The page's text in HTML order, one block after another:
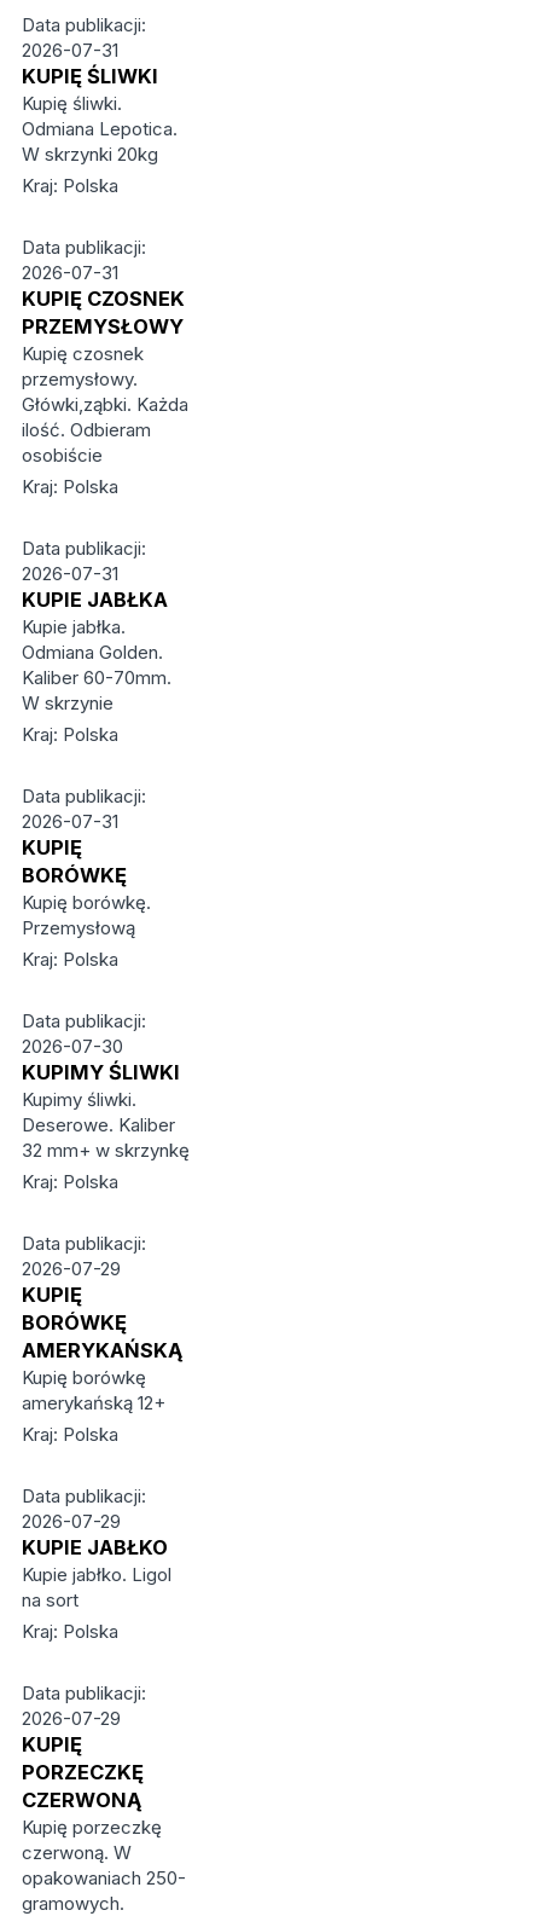
Data publikacji:
2026-07-31
KUPIĘ ŚLIWKI
Kupię śliwki.
Odmiana Lepotica.
W skrzynki 20kg
Kraj: Polska
Data publikacji:
2026-07-31
KUPIĘ CZOSNEK
PRZEMYSŁOWY
Kupię czosnek
przemysłowy.
Główki,ząbki. Każda
ilość. Odbieram
osobiście
Kraj: Polska
Data publikacji:
2026-07-31
KUPIE JABŁKA
Kupie jabłka.
Odmiana Golden.
Kaliber 60-70mm.
W skrzynie
Kraj: Polska
Data publikacji:
2026-07-31
KUPIĘ
BORÓWKĘ
Kupię borówkę.
Przemysłową
Kraj: Polska
Data publikacji:
2026-07-30
KUPIMY ŚLIWKI
Kupimy śliwki.
Deserowe. Kaliber
32 mm+ w skrzynkę
Kraj: Polska
Data publikacji:
2026-07-29
KUPIĘ
BORÓWKĘ
AMERYKAŃSKĄ
Kupię borówkę
amerykańską 12+
Kraj: Polska
Data publikacji:
2026-07-29
KUPIE JABŁKO
Kupie jabłko. Ligol
na sort
Kraj: Polska
Data publikacji:
2026-07-29
KUPIĘ
PORZECZKĘ
CZERWONĄ
Kupię porzeczkę
czerwoną. W
opakowaniach 250-
gramowych.